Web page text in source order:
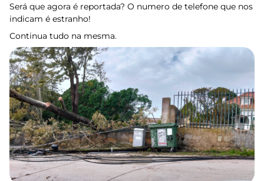
Será que agora é reportada? O numero de telefone que nos
indicam é estranho!
Continua tudo na mesma.